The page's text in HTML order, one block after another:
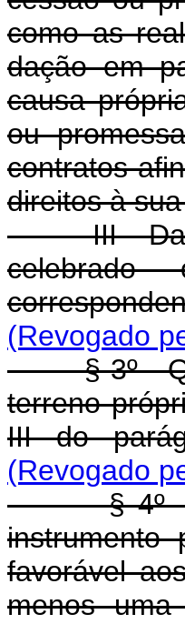
como as
dação em
causa
ou
contratos
direitos à
III - Data
(Revogado
§ 3º -
terreno
III do
(Revogado
§ 4º - A
instrumento
favorável
menos